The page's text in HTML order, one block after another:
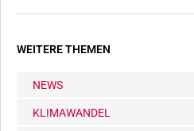
WEITERE THEMEN
NEWS
KLIMAWANDEL